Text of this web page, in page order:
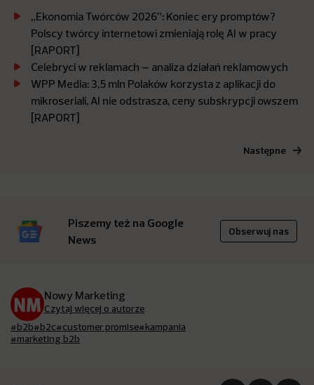
„Ekonomia Twórców 2026”: Koniec ery promptów?
Polscy twórcy internetowi zmieniają rolę AI w pracy
[RAPORT]
Celebryci w reklamach – analiza działań reklamowych
WPP Media: 3,5 mln Polaków korzysta z aplikacji do
mikroseriali, AI nie odstrasza, ceny subskrypcji owszem
[RAPORT]
Następne
Piszemy też na Google
News
Obserwuj nas
Nowy Marketing
Czytaj więcej o autorze
#b2b#b2c#customer promise#kampania
#marketing b2b